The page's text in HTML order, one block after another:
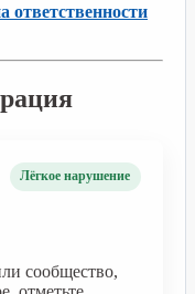
ответственности
Лёгкое нарушение
сообщество,